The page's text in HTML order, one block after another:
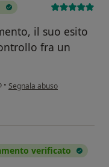
il suo esito
fra un
• secondo l'opinione
Segnala abuso
verificato